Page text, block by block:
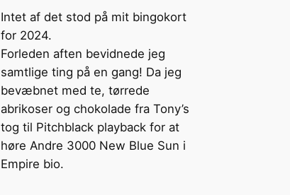
Intet af det stod på mit bingokort
for 2024.
Forleden aften bevidnede jeg
samtlige ting på en gang! Da jeg
bevæbnet med te, tørrede
abrikoser og chokolade fra Tony’s
tog til Pitchblack playback for at
høre Andre 3000 New Blue Sun i
Empire bio.